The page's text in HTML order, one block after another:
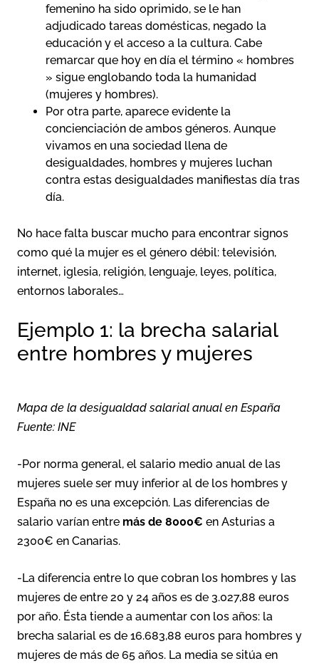
femenino ha sido oprimido, se le han
adjudicado tareas domésticas, negado la
educación y el acceso a la cultura. Cabe
remarcar que hoy en día el término « hombres
» sigue englobando toda la humanidad
(mujeres y hombres).
Por otra parte, aparece evidente la
concienciación de ambos géneros. Aunque
vivamos en una sociedad llena de
desigualdades, hombres y mujeres luchan
contra estas desigualdades manifiestas día tras
día.
No hace falta buscar mucho para encontrar signos
como qué la mujer es el género débil: televisión,
internet, iglesia, religión, lenguaje, leyes, política,
entornos laborales…
Ejemplo 1: la brecha salarial
entre hombres y mujeres
Mapa de la desigualdad salarial anual en España
Fuente: INE
-Por norma general, el salario medio anual de las
mujeres suele ser muy inferior al de los hombres y
España no es una excepción. Las diferencias de
salario varían entre más de 8000€ en Asturias a
2300€ en Canarias.
-La diferencia entre lo que cobran los hombres y las
mujeres de entre 20 y 24 años es de 3.027,88 euros
por año. Ésta tiende a aumentar con los años: la
brecha salarial es de 16.683,88 euros para hombres y
mujeres de más de 65 años. La media se sitúa en